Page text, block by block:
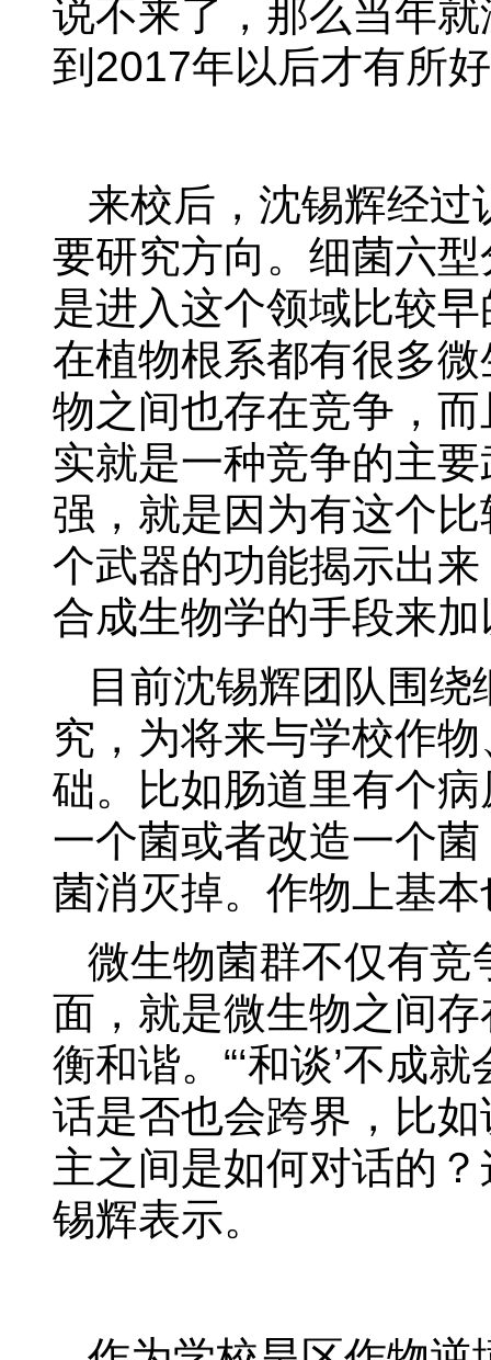
说不来了，那么当年
到2017年以后才有所
来校后，沈锡辉经
要研究方向。细菌六
是进入这个领域比较
在植物根系都有很多
物之间也存在竞争，
实就是一种竞争的主
强，就是因为有这个
个武器的功能揭示出
合成生物学的手段来
目前沈锡辉团队围
究，为将来与学校作
础。比如肠道里有个
一个菌或者改造一个
菌消灭掉。作物上基
微生物菌群不仅有竞
面，就是微生物之间
衡和谐。“‘和谈’不成
话是否也会跨界，比
主之间是如何对话的
锡辉表示。